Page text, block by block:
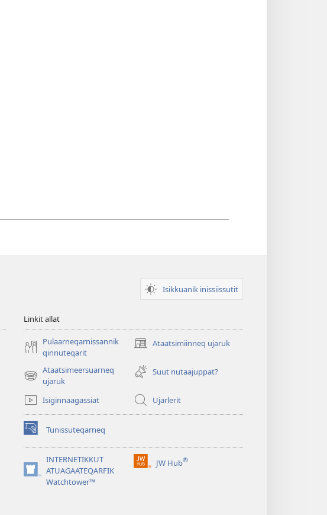
Isikkuanik inissiissutit
Linkit allat
Pulaarneqarnissannik
qinnuteqarit
Ataatsimiinneq ujaruk
(opens
window)
Ataatsimeersuarneq
ujaruk
(opens
window)
Suut nutaajuppat?
Isiginnaagassiat Ujarlerit
Tunissuteqarneq
(opens
new
window)INTERNETIKKUT
ATUAGAATEQARFIK
Watchtower™
(opens
JW Hub®
(opens